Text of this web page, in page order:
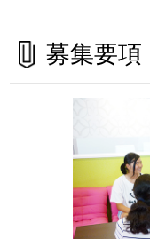
募集要項